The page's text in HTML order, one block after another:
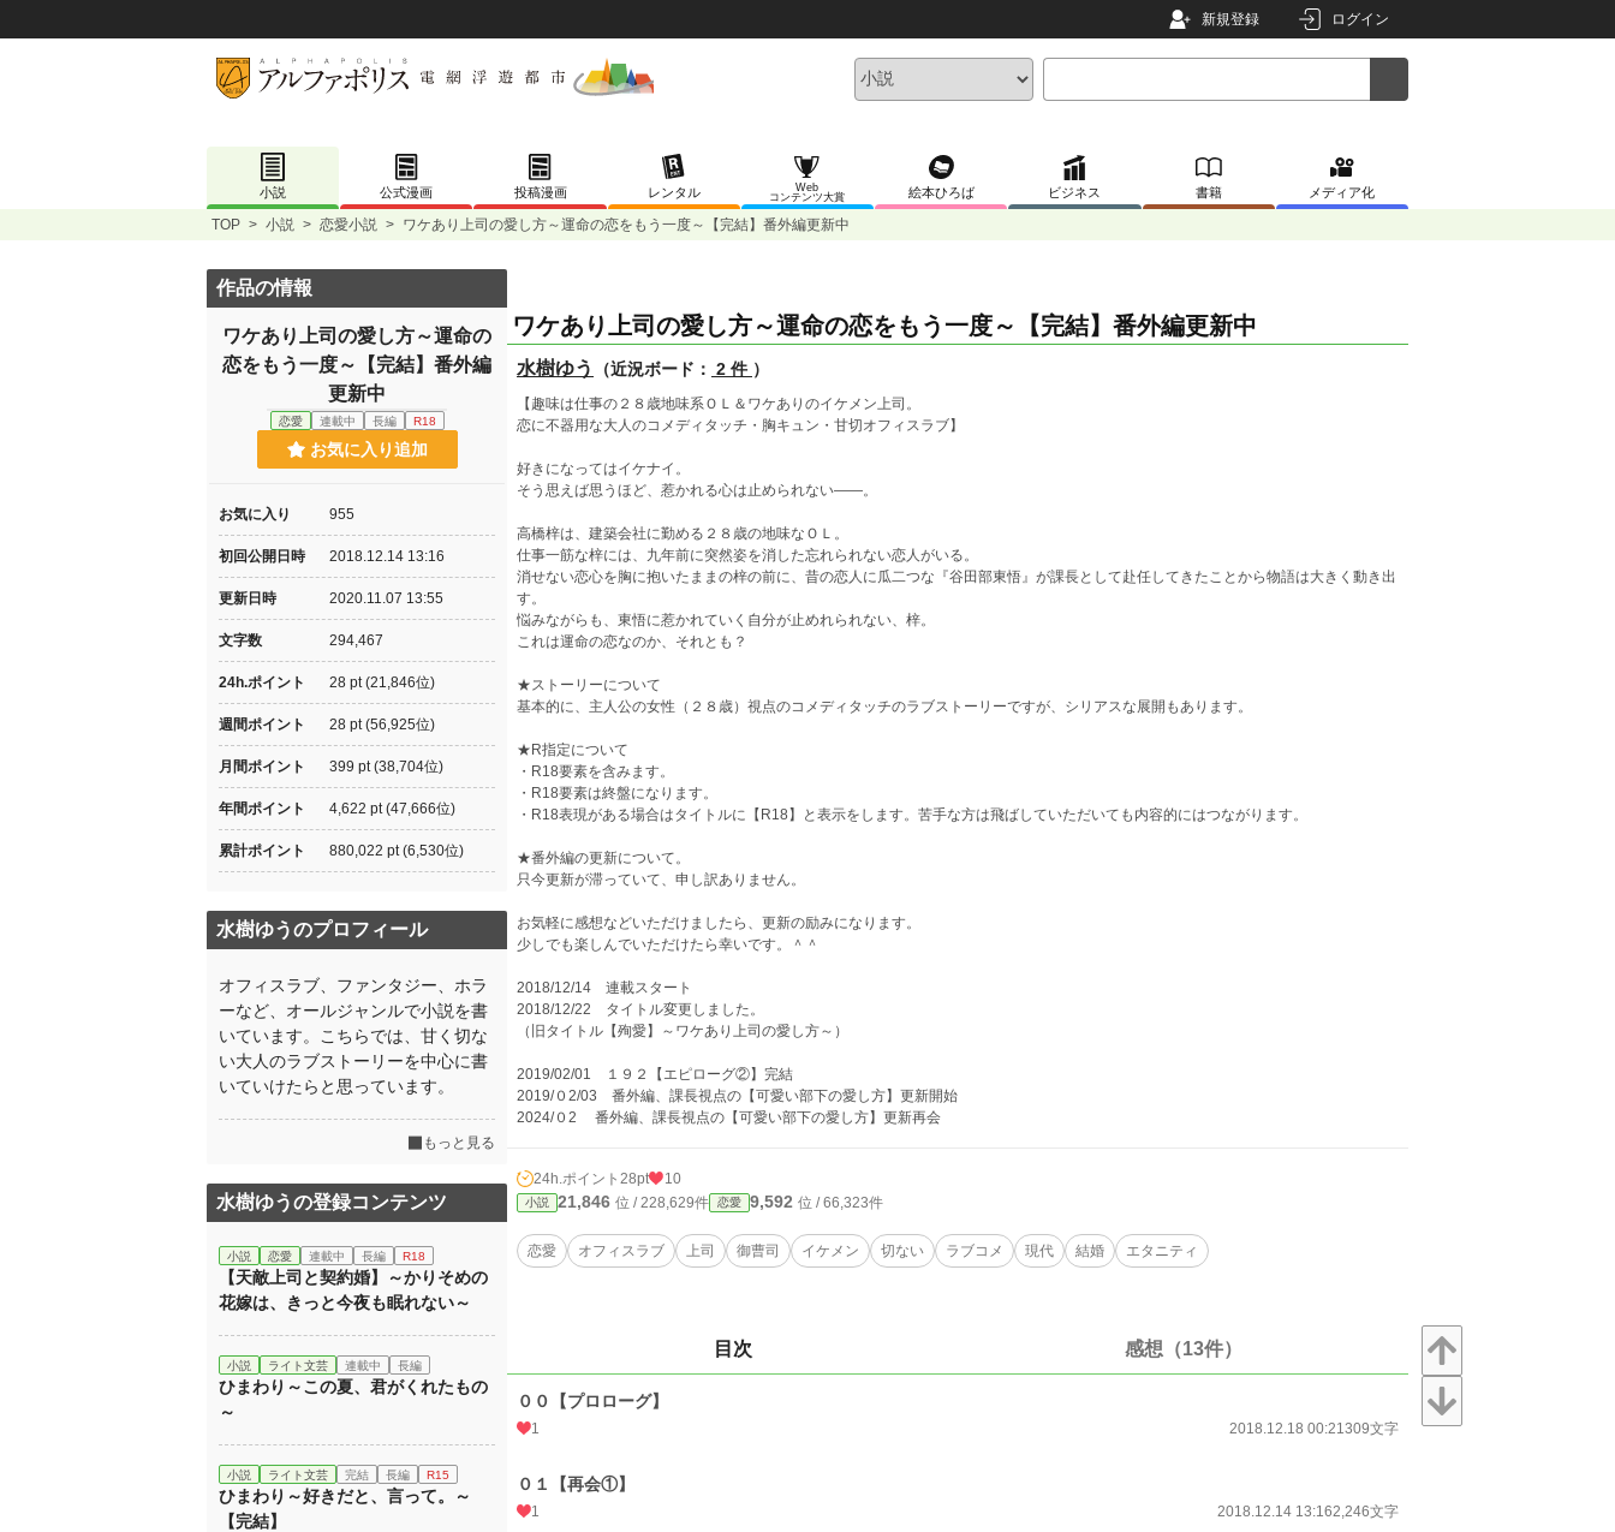
新規登録 ログイン
小説 公式漫画 投稿漫画 レンタル
Web
コンテンツ大賞
絵本ひろば ビジネス 書籍 メディア化
TOP > 小説 > 恋愛小説 > ワケあり上司の愛し方～運命の恋をもう一度～【完結】番外編更新中
ワケあり上司の愛し方～運命の恋をもう一度～【完結】番外編更新中
水樹ゆう （近況ボード： 2 件 ）
【趣味は仕事の２８歳地味系ＯＬ＆ワケありのイケメン上司。
恋に不器用な大人のコメディタッチ・胸キュン・甘切オフィスラブ】
好きになってはイケナイ。
そう思えば思うほど、惹かれる心は止められない――。
高橋梓は、建築会社に勤める２８歳の地味なＯＬ。
仕事一筋な梓には、九年前に突然姿を消した忘れられない恋人がいる。
消せない恋心を胸に抱いたままの梓の前に、昔の恋人に瓜二つな『谷田部東悟』が課長として赴任してきたことから物語は大きく動き出
す。
悩みながらも、東悟に惹かれていく自分が止めれられない、梓。
これは運命の恋なのか、それとも？
★ストーリーについて
基本的に、主人公の女性（２８歳）視点のコメディタッチのラブストーリーですが、シリアスな展開もあります。
★R指定について
・R18要素を含みます。
・R18要素は終盤になります。
・R18表現がある場合はタイトルに【R18】と表示をします。苦手な方は飛ばしていただいても内容的にはつながります。
★番外編の更新について。
只今更新が滞っていて、申し訳ありません。
お気軽に感想などいただけましたら、更新の励みになります。
少しでも楽しんでいただけたら幸いです。＾＾
2018/12/14 連載スタート
2018/12/22 タイトル変更しました。
（旧タイトル【殉愛】～ワケあり上司の愛し方～）
2019/02/01 １９２【エピローグ②】完結
2019/０2/03 番外編、課長視点の【可愛い部下の愛し方】更新開始
2024/０2 番外編、課長視点の【可愛い部下の愛し方】更新再会
24h.ポイント 28pt 10
小説 21,846 位 / 228,629件 恋愛 9,592 位 / 66,323件
恋愛 オフィスラブ 上司 御曹司 イケメン 切ない ラブコメ 現代 結婚 エタニティ
目次 感想（13件）
００【プロローグ】
1 2018.12.18 00:21309文字
０１【再会①】
1 2018.12.14 13:162,246文字
作品の情報
ワケあり上司の愛し方～運命の
恋をもう一度～【完結】番外編
更新中
恋愛 連載中 長編 R18
お気に入り追加
お気に入り 955
初回公開日時 2018.12.14 13:16
更新日時 2020.11.07 13:55
文字数 294,467
24h.ポイント 28 pt (21,846位)
週間ポイント 28 pt (56,925位)
月間ポイント 399 pt (38,704位)
年間ポイント 4,622 pt (47,666位)
累計ポイント 880,022 pt (6,530位)
水樹ゆうのプロフィール
オフィスラブ、ファンタジー、ホラ
ーなど、オールジャンルで小説を書
いています。こちらでは、甘く切な
い大人のラブストーリーを中心に書
いていけたらと思っています。
もっと見る
水樹ゆうの登録コンテンツ
小説 恋愛 連載中 長編 R18
【天敵上司と契約婚】～かりそめの
花嫁は、きっと今夜も眠れない～
小説 ライト文芸 連載中 長編
ひまわり～この夏、君がくれたもの
～
小説 ライト文芸 完結 長編 R15
ひまわり～好きだと、言って。～
【完結】